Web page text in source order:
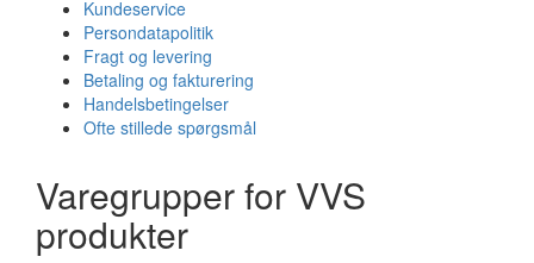
Kundeservice
Persondatapolitik
Fragt og levering
Betaling og fakturering
Handelsbetingelser
Ofte stillede spørgsmål
Varegrupper for VVS
produkter